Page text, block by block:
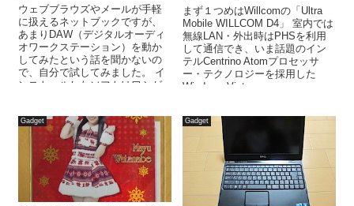
ウェブブラウズやメールが手軽
に扱えるネットブックですが、
あまりDAW（デジタルオーディ
オワークステーション）を動か
してみたという話を聞かないの
で、自分で試してみました。 イ
ンストールしたソフトはワシが
まず１つめはWillcomの「Ultra
Mobile WILLCOM D4」 室内では
無線LAN・外出時はPHSを利用
して通信でき、いま話題のイン
テルCentrino Atomプロセッサ
ー・テクノロジーを採用した
Windows Vist...
Gadget Gadget